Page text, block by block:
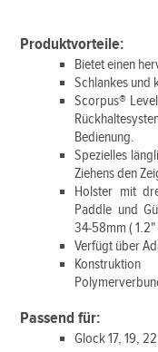
Produktvorteile:
Bietet einen
Schlankes und
Scorpus®
Bedienung.
Spezielles
Ziehens den
Holster mit
Paddle und
34-58mm (
Verfügt über
Passend für:
Glock 17, 19,